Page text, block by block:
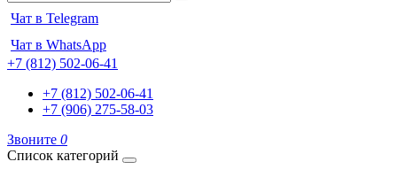
Чат в Telegram
Чат в WhatsApp
+7 (812) 502-06-41
+7 (812) 502-06-41
+7 (906) 275-58-03
Звоните 0
Список категорий